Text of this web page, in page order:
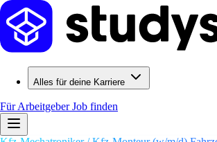
Alles für deine Karriere
Für ArbeitgeberJob finden